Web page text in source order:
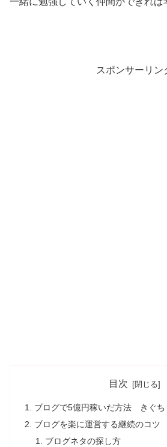
スポンサーリン
目次
ブログで5億円稼いだ方法 きぐち
ブログを楽に運営する継続のコツ
ブログネタの探し方